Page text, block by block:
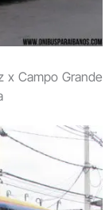
x Campo Grande